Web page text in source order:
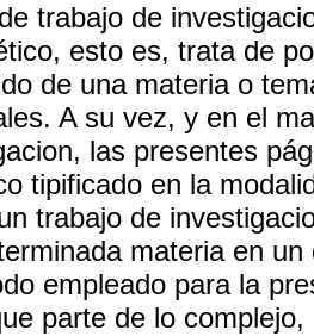
trabajo de
esto es, trata de
de una materia o
A su vez, y en el
las presentes
tipificado en la
trabajo de
materia en
empleado para la
parte de lo